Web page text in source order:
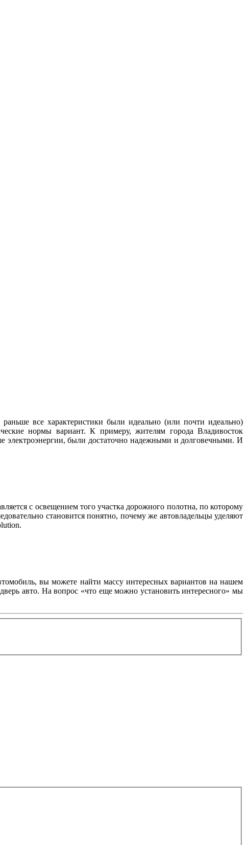
все характеристики были идеально (или почти идеально)
нормы вариант. К примеру, жителям города Владивосток
электроэнергии, были достаточно надежными и долговечными. И
с освещением того участка дорожного полотна, по которому
становится понятно, почему же автовладельцы уделяют
вы можете найти массу интересных вариантов на нашем
авто. На вопрос «что еще можно установить интересного» мы